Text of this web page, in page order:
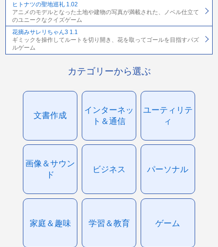
ヒトナツの聖地巡礼 1.02
アニメのモデルとなった土地や建物の写真が満載された、ノベル仕立て
のユニークなクイズゲーム
花摘みサレリちゃん3 1.1
ギミックを操作してルートを切り開き、花を取ってゴールを目指すパズ
ルゲーム
カテゴリーから選ぶ
文書作成
インターネッ
ト＆通信
ユーティリテ
ィ
画像＆サウン
ド
ビジネス パーソナル
家庭＆趣味 学習＆教育 ゲーム